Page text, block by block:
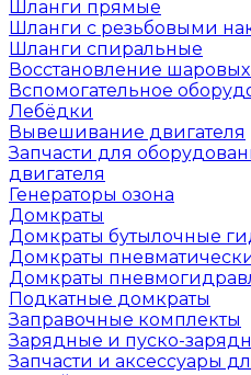
Шланги прямые
Шланги с резьбовыми
Шланги спиральные
Восстановление
Вспомогательное
Лебёдки
Вывешивание двигателя
Запчасти для
двигателя
Генераторы озона
Домкраты
Домкраты бутылочные
Домкраты
Домкраты
Подкатные домкраты
Заправочные комплекты
Зарядные и пуско-
Запчасти и аксессуары